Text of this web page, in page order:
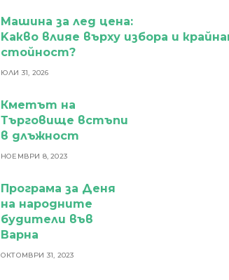
Машина за лед цена:
Kакво влияе върху избора и
стойност?
ЮЛИ 31, 2026
Кметът на
Търговище встъпи
в длъжност
НОЕМВРИ 8, 2023
Програма за Деня
на народните
будители във
Варна
ОКТОМВРИ 31, 2023